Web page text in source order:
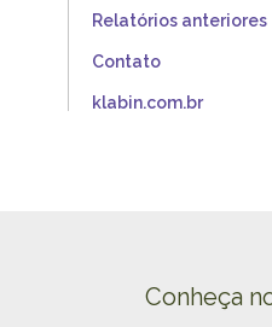
Relatórios anteriores
Contato
klabin.com.br
Conheça